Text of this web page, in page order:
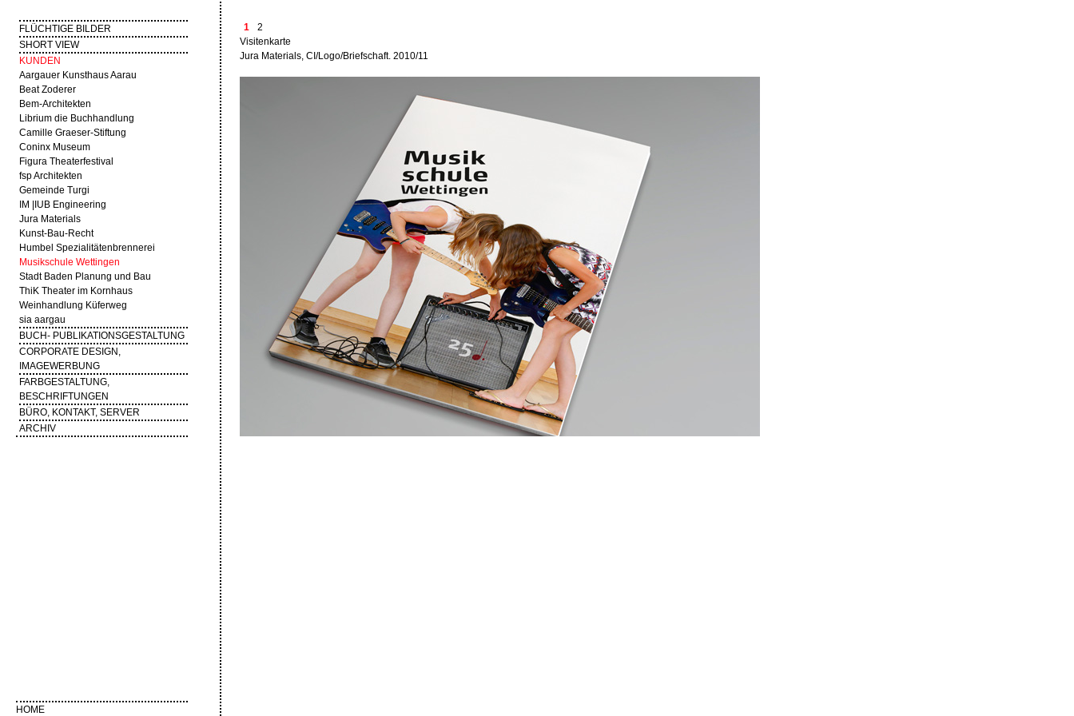
FLÜCHTIGE BILDER
SHORT VIEW
KUNDEN
Aargauer Kunsthaus Aarau
Beat Zoderer
Bem-Architekten
Librium die Buchhandlung
Camille Graeser-Stiftung
Coninx Museum
Figura Theaterfestival
fsp Architekten
Gemeinde Turgi
IM |IUB Engineering
Jura Materials
Kunst-Bau-Recht
Humbel Spezialitätenbrennerei
Musikschule Wettingen
Stadt Baden Planung und Bau
ThiK Theater im Kornhaus
Weinhandlung Küferweg
sia aargau
BUCH- PUBLIKATIONSGESTALTUNG
CORPORATE DESIGN,
IMAGEWERBUNG
FARBGESTALTUNG,
BESCHRIFTUNGEN
BÜRO, KONTAKT, SERVER
ARCHIV
1
2
Visitenkarte
Jura Materials, CI/Logo/Briefschaft. 2010/11
HOME